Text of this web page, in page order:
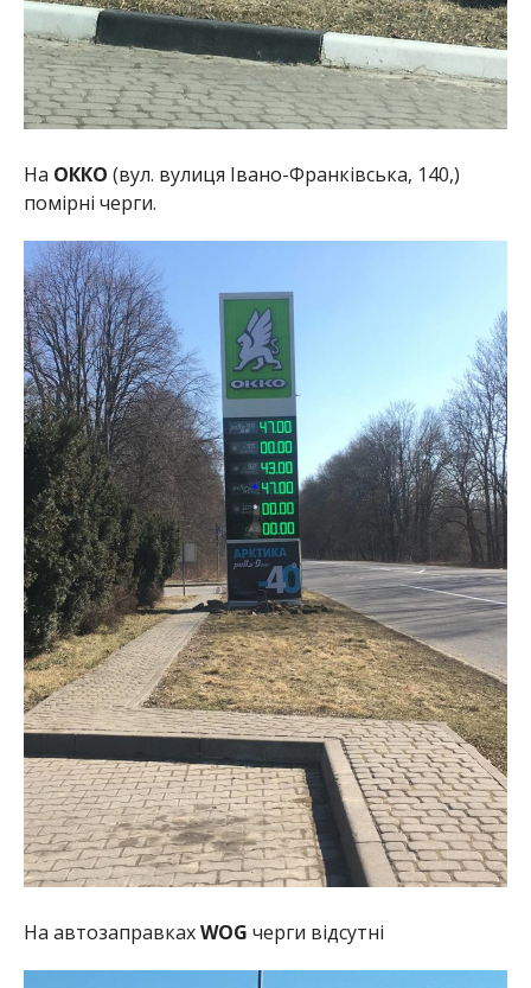
На ОККО (вул. вулиця Івано-Франківська, 140,)
помірні черги.
На автозаправкахWOG черги відсутні